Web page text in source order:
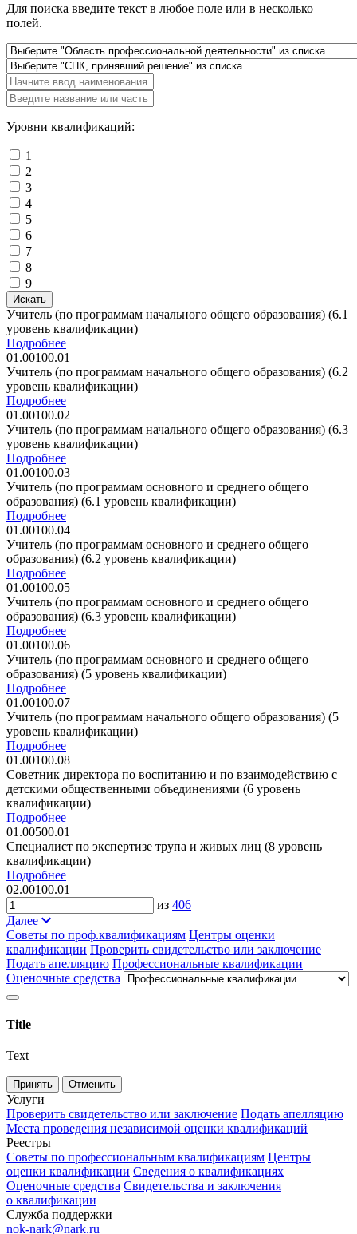
Для поиска введите текст в любое поле или в несколько
полей.
Уровни квалификаций:
1
2
3
4
5
6
7
8
9
Искать
Учитель (по программам начального общего образования) (6.1
уровень квалификации)
Подробнее
01.00100.01
Учитель (по программам начального общего образования) (6.2
уровень квалификации)
Подробнее
01.00100.02
Учитель (по программам начального общего образования) (6.3
уровень квалификации)
Подробнее
01.00100.03
Учитель (по программам основного и среднего общего
образования) (6.1 уровень квалификации)
Подробнее
01.00100.04
Учитель (по программам основного и среднего общего
образования) (6.2 уровень квалификации)
Подробнее
01.00100.05
Учитель (по программам основного и среднего общего
образования) (6.3 уровень квалификации)
Подробнее
01.00100.06
Учитель (по программам основного и среднего общего
образования) (5 уровень квалификации)
Подробнее
01.00100.07
Учитель (по программам начального общего образования) (5
уровень квалификации)
Подробнее
01.00100.08
Советник директора по воспитанию и по взаимодействию с
детскими общественными объединениями (6 уровень
квалификации)
Подробнее
01.00500.01
Специалист по экспертизе трупа и живых лиц (8 уровень
квалификации)
Подробнее
02.00100.01
из 406
Далее
Советы по проф.квалификациям Центры оценки
квалификации Проверить свидетельство или заключение
Подать апелляцию Профессиональные квалификации
Оценочные средства
Title
Text
Принять Отменить
Услуги
Проверить свидетельство или заключение Подать апелляцию
Места проведения независимой оценки квалификаций
Реестры
Советы по профессиональным квалификациям Центры
оценки квалификации Сведения о квалификациях
Оценочные средства Свидетельства и заключения
о квалификации
Служба поддержки
nok-nark@nark.ru